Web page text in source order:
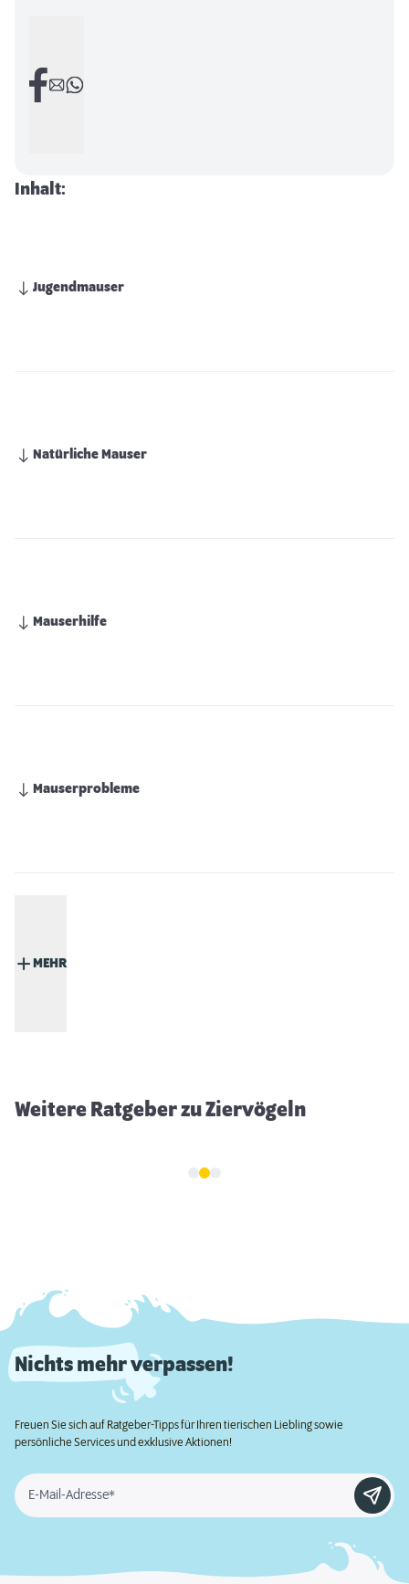
Inhalt:
Jugendmauser
Natürliche Mauser
Mauserhilfe
Mauserprobleme
MEHR
Weitere Ratgeber zu Ziervögeln
Nichts mehr verpassen!
Freuen Sie sich auf Ratgeber-Tipps für Ihren tierischen Liebling sowie
persönliche Services und exklusive Aktionen!
E-Mail-Adresse*